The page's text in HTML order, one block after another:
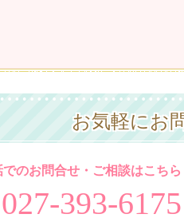
お気軽にお
でのお問合せ・ご相談はこちら
027-393-6175